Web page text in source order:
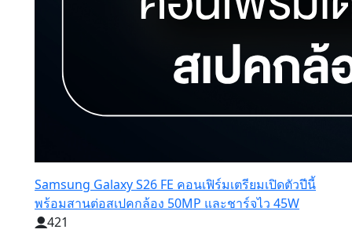
Samsung Galaxy S26 FE คอนเฟิร์มเตรียมเปิดตัวปีนี้
พร้อมสานต่อสเปคกล้อง 50MP และชาร์จไว 45W
421